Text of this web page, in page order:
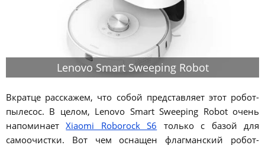
Lenovo Smart Sweeping Robot
Вкратце расскажем, что собой представляет этот робот-
пылесос. В целом, Lenovo Smart Sweeping Robot очень
напоминаетXiaomi Roborock S6 только с базой для
самоочистки. Вот чем оснащен флагманский робот-